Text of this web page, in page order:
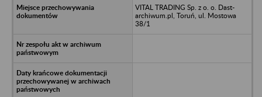
VITAL TRADING Sp. z o. o. Dast-
archiwum.pl, Toruń, ul. Mostowa
38/1